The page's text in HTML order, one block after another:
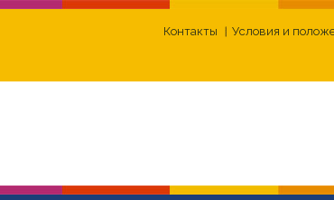
Контакты Условия и